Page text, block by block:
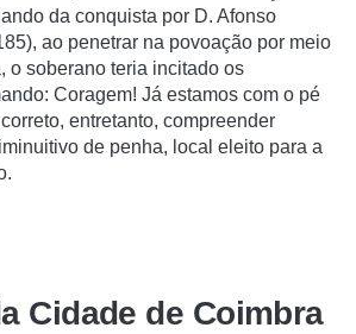
da conquista por D. Afonso
ao penetrar na povoação por meio
o soberano teria incitado os
Coragem! Já estamos com o pé
entretanto, compreender
de penha, local eleito para a
Cidade de Coimbra